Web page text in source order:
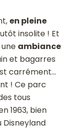
en pleine
insolite ! Et
ambiance
et bagarres
carrément...
! Ce parc
tous
1963, bien